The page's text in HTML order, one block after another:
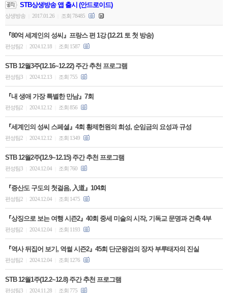
STB상생방송 앱 출시 (안드로이드)
상생방송 2017.01.26 조회 78485
『80억 세계인의 성씨』프랑스 편 1강 (12.21 토 첫 방송)
편성팀2 2024.12.18 조회 1587
STB 12월3주(12.16~12.22) 주간 추천 프로그램
편성팀3 2024.12.13 조회 755
『내 생애 가장 특별한 만남』7회
편성팀2 2024.12.12 조회 856
『세계인의 성씨 스페셜』4회 황제헌원의 희성, 순임금의 요성과 규성
편성팀2 2024.12.12 조회 1349
STB 12월2주(12.9~12.15) 주간 추천 프로그램
편성팀3 2024.12.04 조회 760
『증산도 구도의 첫걸음, 入道』104회
편성팀2 2024.12.04 조회 1475
『상징으로 보는 여행 시즌2』40회 중세 미술의 시작, 기독교 문명과 건축 4부
편성팀2 2024.12.04 조회 1193
『역사 뒤집어 보기, 역썰 시즌2』45회 단군왕검의 장자 부루태자의 진실
편성팀2 2024.12.04 조회 1276
STB 12월1주(12.2~12.8) 주간 추천 프로그램
편성팀3 2024.11.28 조회 775